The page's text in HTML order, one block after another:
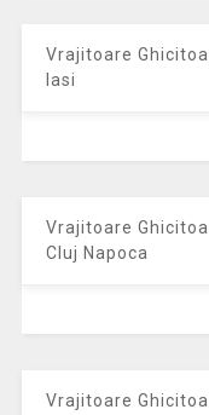
Vrajitoare
Iasi
Vrajitoare
Cluj Napoca
Vrajitoare